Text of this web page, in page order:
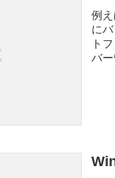
例
に
ト
バ